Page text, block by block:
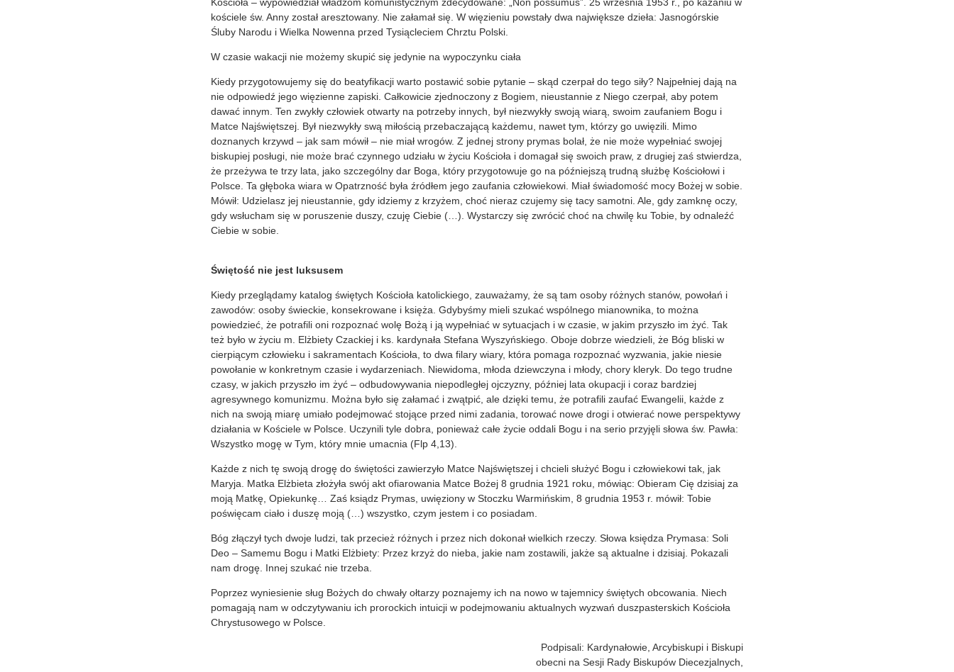
kościele św. Anny został aresztowany. Nie załamał się. W więzieniu powstały dwa największe dzieła: Jasnogórskie
Śluby Narodu i Wielka Nowenna przed Tysiącleciem Chrztu Polski.
W czasie wakacji nie możemy skupić się jedynie na wypoczynku ciała
Kiedy przygotowujemy się do beatyfikacji warto postawić sobie pytanie – skąd czerpał do tego siły? Najpełniej dają na
nie odpowiedź jego więzienne zapiski. Całkowicie zjednoczony z Bogiem, nieustannie z Niego czerpał, aby potem
dawać innym. Ten zwykły człowiek otwarty na potrzeby innych, był niezwykły swoją wiarą, swoim zaufaniem Bogu i
Matce Najświętszej. Był niezwykły swą miłością przebaczającą każdemu, nawet tym, którzy go uwięzili. Mimo
doznanych krzywd – jak sam mówił – nie miał wrogów. Z jednej strony prymas bolał, że nie może wypełniać swojej
biskupiej posługi, nie może brać czynnego udziału w życiu Kościoła i domagał się swoich praw, z drugiej zaś stwierdza,
że przeżywa te trzy lata, jako szczególny dar Boga, który przygotowuje go na późniejszą trudną służbę Kościołowi i
Polsce. Ta głęboka wiara w Opatrzność była źródłem jego zaufania człowiekowi. Miał świadomość mocy Bożej w sobie.
Mówił: Udzielasz jej nieustannie, gdy idziemy z krzyżem, choć nieraz czujemy się tacy samotni. Ale, gdy zamknę oczy,
gdy wsłucham się w poruszenie duszy, czuję Ciebie (…). Wystarczy się zwrócić choć na chwilę ku Tobie, by odnaleźć
Ciebie w sobie.
Świętość nie jest luksusem
Kiedy przeglądamy katalog świętych Kościoła katolickiego, zauważamy, że są tam osoby różnych stanów, powołań i
zawodów: osoby świeckie, konsekrowane i księża. Gdybyśmy mieli szukać wspólnego mianownika, to można
powiedzieć, że potrafili oni rozpoznać wolę Bożą i ją wypełniać w sytuacjach i w czasie, w jakim przyszło im żyć. Tak
też było w życiu m. Elżbiety Czackiej i ks. kardynała Stefana Wyszyńskiego. Oboje dobrze wiedzieli, że Bóg bliski w
cierpiącym człowieku i sakramentach Kościoła, to dwa filary wiary, która pomaga rozpoznać wyzwania, jakie niesie
powołanie w konkretnym czasie i wydarzeniach. Niewidoma, młoda dziewczyna i młody, chory kleryk. Do tego trudne
czasy, w jakich przyszło im żyć – odbudowywania niepodległej ojczyzny, później lata okupacji i coraz bardziej
agresywnego komunizmu. Można było się załamać i zwątpić, ale dzięki temu, że potrafili zaufać Ewangelii, każde z
nich na swoją miarę umiało podejmować stojące przed nimi zadania, torować nowe drogi i otwierać nowe perspektywy
działania w Kościele w Polsce. Uczynili tyle dobra, ponieważ całe życie oddali Bogu i na serio przyjęli słowa św. Pawła:
Wszystko mogę w Tym, który mnie umacnia (Flp 4,13).
Każde z nich tę swoją drogę do świętości zawierzyło Matce Najświętszej i chcieli służyć Bogu i człowiekowi tak, jak
Maryja. Matka Elżbieta złożyła swój akt ofiarowania Matce Bożej 8 grudnia 1921 roku, mówiąc: Obieram Cię dzisiaj za
moją Matkę, Opiekunkę… Zaś ksiądz Prymas, uwięziony w Stoczku Warmińskim, 8 grudnia 1953 r. mówił: Tobie
poświęcam ciało i duszę moją (…) wszystko, czym jestem i co posiadam.
Bóg złączył tych dwoje ludzi, tak przecież różnych i przez nich dokonał wielkich rzeczy. Słowa księdza Prymasa: Soli
Deo – Samemu Bogu i Matki Elżbiety: Przez krzyż do nieba, jakie nam zostawili, jakże są aktualne i dzisiaj. Pokazali
nam drogę. Innej szukać nie trzeba.
Poprzez wyniesienie sług Bożych do chwały ołtarzy poznajemy ich na nowo w tajemnicy świętych obcowania. Niech
pomagają nam w odczytywaniu ich prorockich intuicji w podejmowaniu aktualnych wyzwań duszpasterskich Kościoła
Chrystusowego w Polsce.
Podpisali: Kardynałowie, Arcybiskupi i Biskupi
obecni na Sesji Rady Biskupów Diecezjalnych,